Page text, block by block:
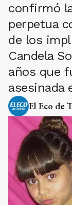
confirmó
perpetua
de los
Candela
años que
asesinada
El Eco de